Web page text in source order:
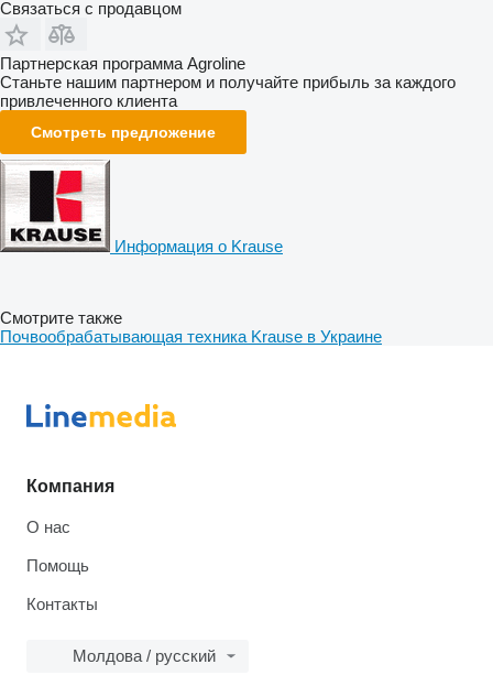
Связаться с продавцом
Партнерская программа Agroline
Станьте нашим партнером и получайте прибыль за каждого
привлеченного клиента
Смотреть предложение
Информация о Krause
Смотрите также
Почвообрабатывающая техника Krause в Украине
Компания
О нас
Помощь
Контакты
Молдова / русский